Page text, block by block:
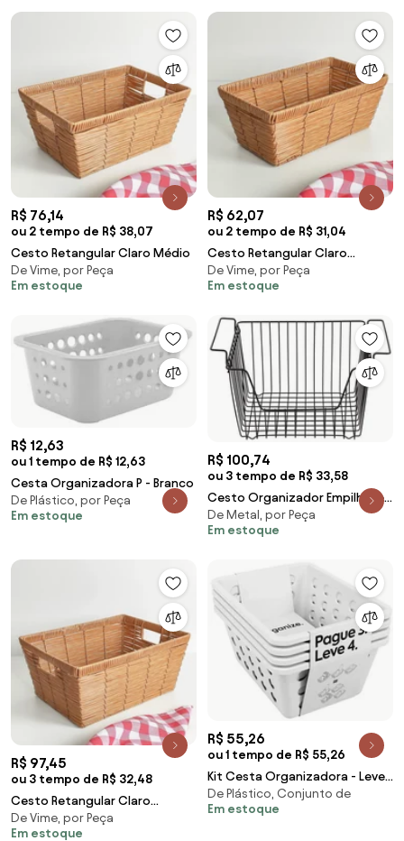
R$ 76,14
ou 2 tempo de R$ 38,07
Cesto Retangular Claro Médio
De Vime, por Peça
Em estoque
R$ 62,07
ou 2 tempo de R$ 31,04
Cesto Retangular Claro
Pequeno
De Vime, por Peça
Em estoque
R$ 12,63
ou 1 tempo de R$ 12,63
Cesta Organizadora P - Branco
De Plástico, por Peça
Em estoque
R$ 100,74
ou 3 tempo de R$ 33,58
Cesto Organizador Empilhável
multiuso- Preto
De Metal, por Peça
Em estoque
R$ 97,45
ou 3 tempo de R$ 32,48
Cesto Retangular Claro
Grande
De Vime, por Peça
Em estoque
R$ 55,26
ou 1 tempo de R$ 55,26
Kit Cesta Organizadora - Leve
4 e Pague 3 (Branco)
De Plástico, Conjunto de
Em estoque